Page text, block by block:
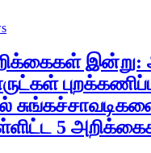
இன்று:
5